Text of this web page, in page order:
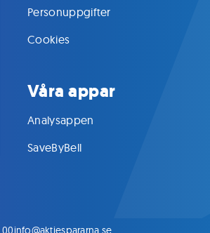
Personuppgifter
Cookies
Våra appar
Analysappen
SaveByBell
info@aktiespararna.se